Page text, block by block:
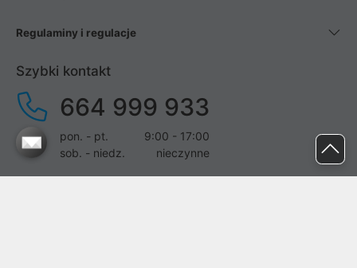
Regulaminy i regulacje
Szybki kontakt
664 999 933
pon. - pt.
9:00 - 17:00
sob. - niedz.
nieczynne